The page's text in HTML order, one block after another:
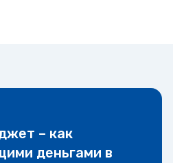
– как
деньгами в